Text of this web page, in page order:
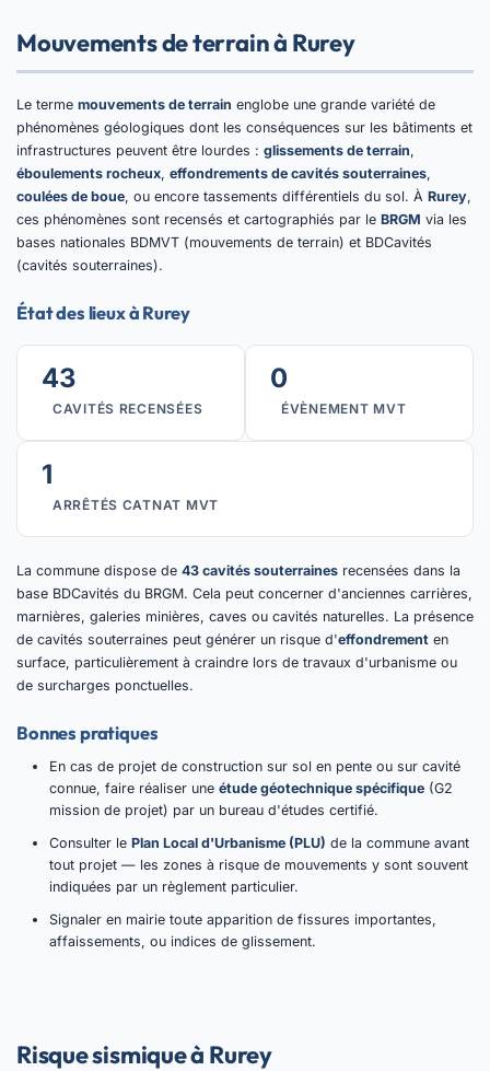
Mouvements de terrain à Rurey
Le terme mouvements de terrain englobe une grande variété de
phénomènes géologiques dont les conséquences sur les bâtiments et
infrastructures peuvent être lourdes : glissements de terrain,
éboulements rocheux, effondrements de cavités souterraines,
coulées de boue, ou encore tassements différentiels du sol. À Rurey,
ces phénomènes sont recensés et cartographiés par le BRGM via les
bases nationales BDMVT (mouvements de terrain) et BDCavités
(cavités souterraines).
État des lieux à Rurey
43
CAVITÉS RECENSÉES
0
ÉVÈNEMENT MVT
1
ARRÊTÉS CATNAT MVT
La commune dispose de 43 cavités souterraines recensées dans la
base BDCavités du BRGM. Cela peut concerner d'anciennes carrières,
marnières, galeries minières, caves ou cavités naturelles. La présence
de cavités souterraines peut générer un risque d'effondrement en
surface, particulièrement à craindre lors de travaux d'urbanisme ou
de surcharges ponctuelles.
Bonnes pratiques
En cas de projet de construction sur sol en pente ou sur cavité
connue, faire réaliser une étude géotechnique spécifique (G2
mission de projet) par un bureau d'études certifié.
Consulter le Plan Local d'Urbanisme (PLU) de la commune avant
tout projet — les zones à risque de mouvements y sont souvent
indiquées par un règlement particulier.
Signaler en mairie toute apparition de fissures importantes,
affaissements, ou indices de glissement.
Risque sismique à Rurey